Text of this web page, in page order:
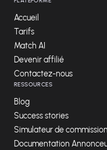
Accueil
Tarifs
Match AI
Devenir affilié
Contactez-nous
RESSOURCES
Blog
Success stories
Simulateur de commission
Documentation